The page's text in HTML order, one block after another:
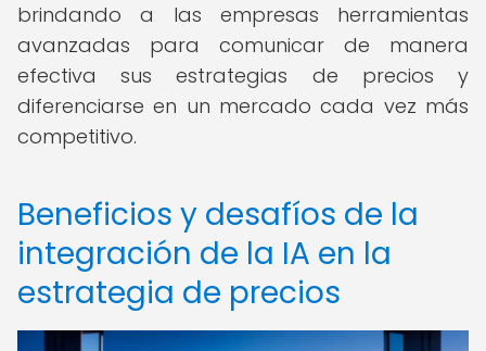
brindando a las empresas herramientas
avanzadas para comunicar de manera
efectiva sus estrategias de precios y
diferenciarse en un mercado cada vez más
competitivo.
Beneficios y desafíos de la
integración de la IA en la
estrategia de precios